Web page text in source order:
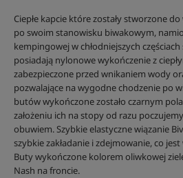
Ciepłe kapcie które zostały stworzone
po swoim stanowisku biwakowym,
kempingowej w chłodniejszych
posiadają nylonowe wykończenie z
zabezpieczone przed wnikaniem wody
pozwalające na wygodne chodzenie po
butów wykończone zostało czarnym
założeniu ich na stopy od razu
obuwiem. Szybkie elastyczne wiązanie
szybkie zakładanie i zdejmowanie, co
Buty wykończone kolorem oliwkowej
Nash na froncie.